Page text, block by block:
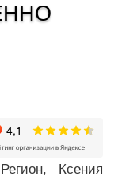
Ксения